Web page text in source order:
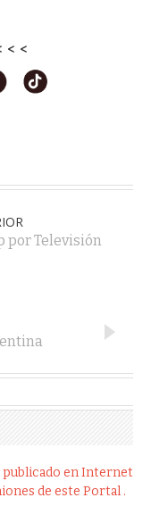
por Televisión
publicado en Internet
de este Portal .